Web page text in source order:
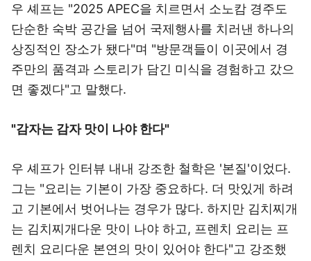
우 셰프는 "2025 APEC을 치르면서 소노캄 경주도
단순한 숙박 공간을 넘어 국제행사를 치러낸 하나의
상징적인 장소가 됐다"며 "방문객들이 이곳에서 경
주만의 품격과 스토리가 담긴 미식을 경험하고 갔으
면 좋겠다"고 말했다.
"감자는 감자 맛이 나야 한다"
우 셰프가 인터뷰 내내 강조한 철학은 '본질'이었다.
그는 "요리는 기본이 가장 중요하다. 더 맛있게 하려
고 기본에서 벗어나는 경우가 많다. 하지만 김치찌개
는 김치찌개다운 맛이 나야 하고, 프렌치 요리는 프
렌치 요리다운 본연의 맛이 있어야 한다"고 강조했